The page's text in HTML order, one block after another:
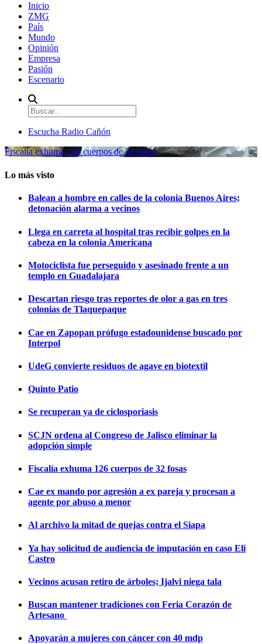
Inicio
ZMG
País
Mundo
Opinión
Empresa
Pasión
Escenario
Escucha Radio Cañón
Fiscalía exhuma 126 cuerpos de 32 fosas
Lo más visto
Balean a hombre en calles de la colonia Buenos Aires;
detonación alarma a vecinos
Llega en carreta al hospital tras recibir golpes en la
cabeza en la colonia Americana
Motociclista fue perseguido y asesinado frente a un
templo en Guadalajara
Descartan riesgo tras reportes de olor a gas en tres
colonias de Tlaquepaque
Cae en Zapopan prófugo estadounidense buscado por
Interpol
UdeG convierte residuos de agave en biotextil
Quinto Patio
Se recuperan ya de ciclosporiasis
SCJN ordena al Congreso de Jalisco eliminar la
adopción simple
Fiscalía exhuma 126 cuerpos de 32 fosas
Cae ex mando por agresión a ex pareja y procesan a
agente por abuso a menor
Al archivo la mitad de quejas contra el Siapa
Ya hay solicitud de audiencia de imputación en caso Eli
Castro
Vecinos acusan retiro de árboles; Ijalvi niega tala
Buscan mantener tradiciones con Feria Corazón de
Artesano
Apoyarán a mujeres con cáncer con 40 mdp